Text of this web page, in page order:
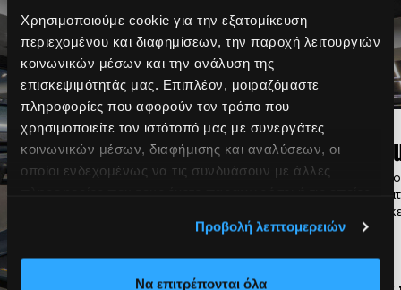
Χρησιμοποιούμε cookie για την εξατομίκευση
περιεχομένου και διαφημίσεων, την παροχή λειτουργιών
κοινωνικών μέσων και την ανάλυση της
επισκεψιμότητάς μας. Επιπλέον, μοιραζόμαστε
πληροφορίες που αφορούν τον τρόπο που
χρησιμοποιείτε τον ιστότοπό μας με συνεργάτες
κοινωνικών μέσων, διαφήμισης και αναλύσεων, οι
οποίοι ενδεχομένως να τις συνδυάσουν με άλλες
Προβολή λεπτομερειών
Να επιτρέπονται όλα
Κλασικό
Γυμναστήριο
μηχανήματα δύναμης, cardio